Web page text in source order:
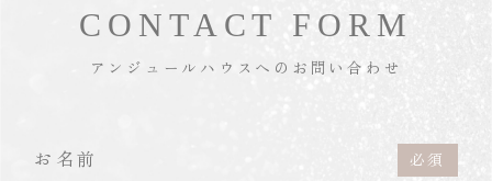
CONTACT FORM
アンジュールハウスへのお問い合わせ
お名前